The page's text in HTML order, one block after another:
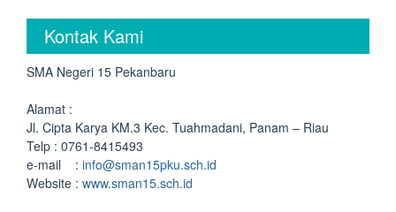
Kontak Kami
SMA Negeri 15 Pekanbaru
Alamat :
Jl. Cipta Karya KM.3 Kec. Tuahmadani, Panam – Riau
Telp : 0761-8415493
e-mail : info@sman15pku.sch.id
Website : www.sman15.sch.id